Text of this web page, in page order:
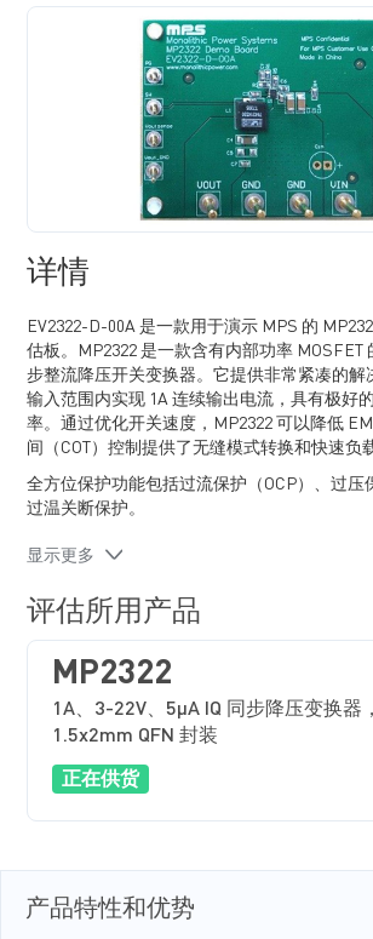
详情
EV2322-D-00A 是一款用于演示 MPS 的
估板。MP2322 是一款含有内部功率 MOSFET
步整流降压开关变换器。它提供非常紧凑的解
输入范围内实现 1A 连续输出电流，具有极好
率。通过优化开关速度，MP2322 可以降低
间（COT）控制提供了无缝模式转换和快速负
全方位保护功能包括过流保护（OCP）、过压
过温关断保护。
MP2322 最大限度地减少了现有标准外部元器
显示更多
评估所用产品
MP2322
1A、3-22V、5μA IQ 同步降压变换器
1.5x2mm QFN 封装
正在供货
产品特性和优势